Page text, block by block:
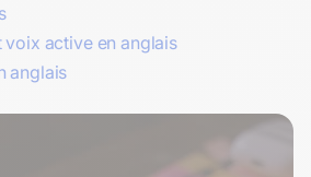
voix active en anglais
anglais